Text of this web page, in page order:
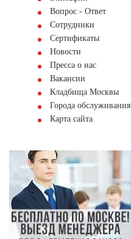
Вопрос - Ответ
Сотрудники
Сертификаты
Новости
Пресса о нас
Вакансии
Кладбища Москвы
Города обслуживания
Карта сайта